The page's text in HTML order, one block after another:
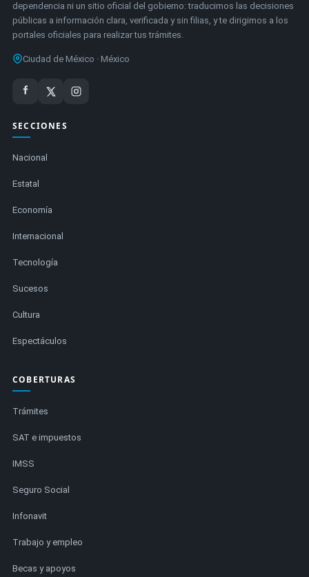
dependencia ni un sitio oficial del gobierno: traducimos las decisiones
públicas a información clara, verificada y sin filias, y te dirigimos a los
portales oficiales para realizar tus trámites.
Ciudad de México · México
SECCIONES
Nacional
Estatal
Economía
Internacional
Tecnología
Sucesos
Cultura
Espectáculos
COBERTURAS
Trámites
SAT e impuestos
IMSS
Seguro Social
Infonavit
Trabajo y empleo
Becas y apoyos